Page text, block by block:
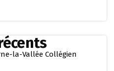
la-Vallée Collégien